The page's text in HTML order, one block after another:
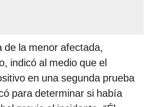
de la menor afectada,
indicó al medio que el
en una segunda prueba
para determinar si había